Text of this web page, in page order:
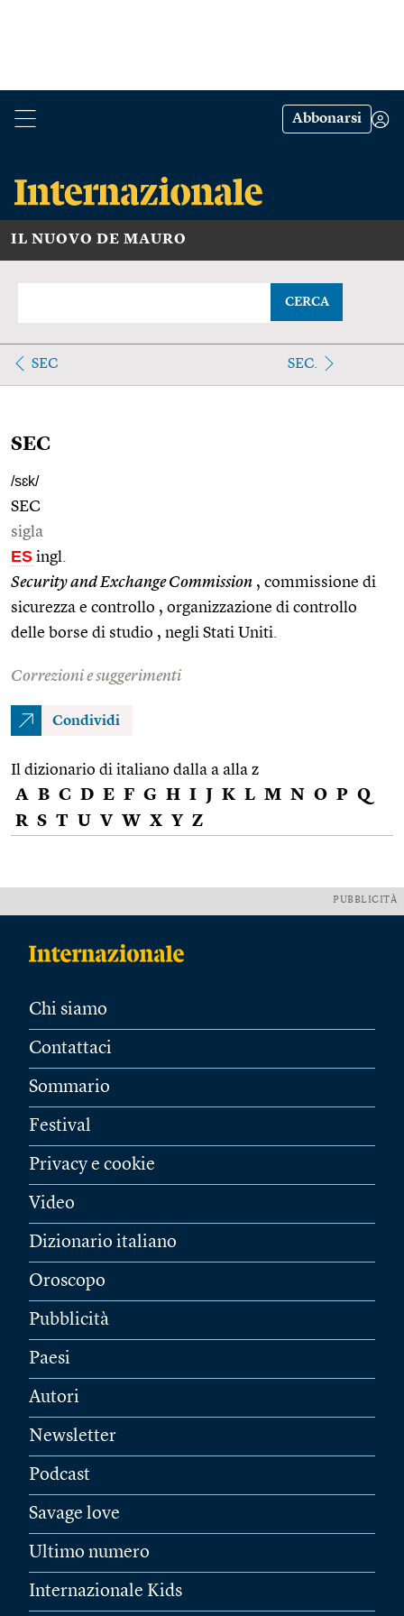
Abbonarsi
IL NUOVO DE MAURO
CERCA
SEC SEC.
SEC
/sɛk/
SEC
sigla
ES ingl.
Security and Exchange Commission , commissione di
sicurezza e controllo , organizzazione di controllo
delle borse di studio , negli Stati Uniti.
Correzioni e suggerimenti
Condividi
Il dizionario di italiano dalla a alla z
A B C D E F G H I J K L M N O P Q
R S T U V W X Y Z
PUBBLICITÀ
Chi siamo
Contattaci
Sommario
Festival
Privacy e cookie
Video
Dizionario italiano
Oroscopo
Pubblicità
Paesi
Autori
Newsletter
Podcast
Savage love
Ultimo numero
Internazionale Kids